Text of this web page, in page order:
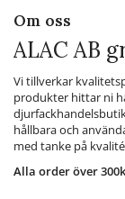
Om oss
ALAC AB
Vi tillverkar
produkter hittar ni
hållbara och
med tanke på
Alla order över